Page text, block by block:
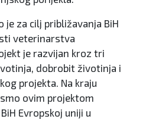
je za cilj približavanja BiH
veterinarstva
je razvijan kroz tri
dobrobit životinja i
projekta. Na kraju
ovim projektom
Evropskoj uniji u